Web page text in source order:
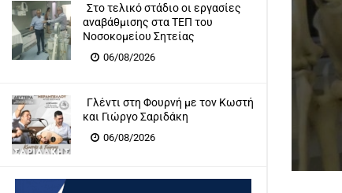
Στο τελικό στάδιο οι εργασίες
αναβάθμισης στα ΤΕΠ του
Νοσοκομείου Σητείας
06/08/2026
Γλέντι στη Φουρνή με τον Κωστή
και Γιώργο Σαριδάκη
06/08/2026